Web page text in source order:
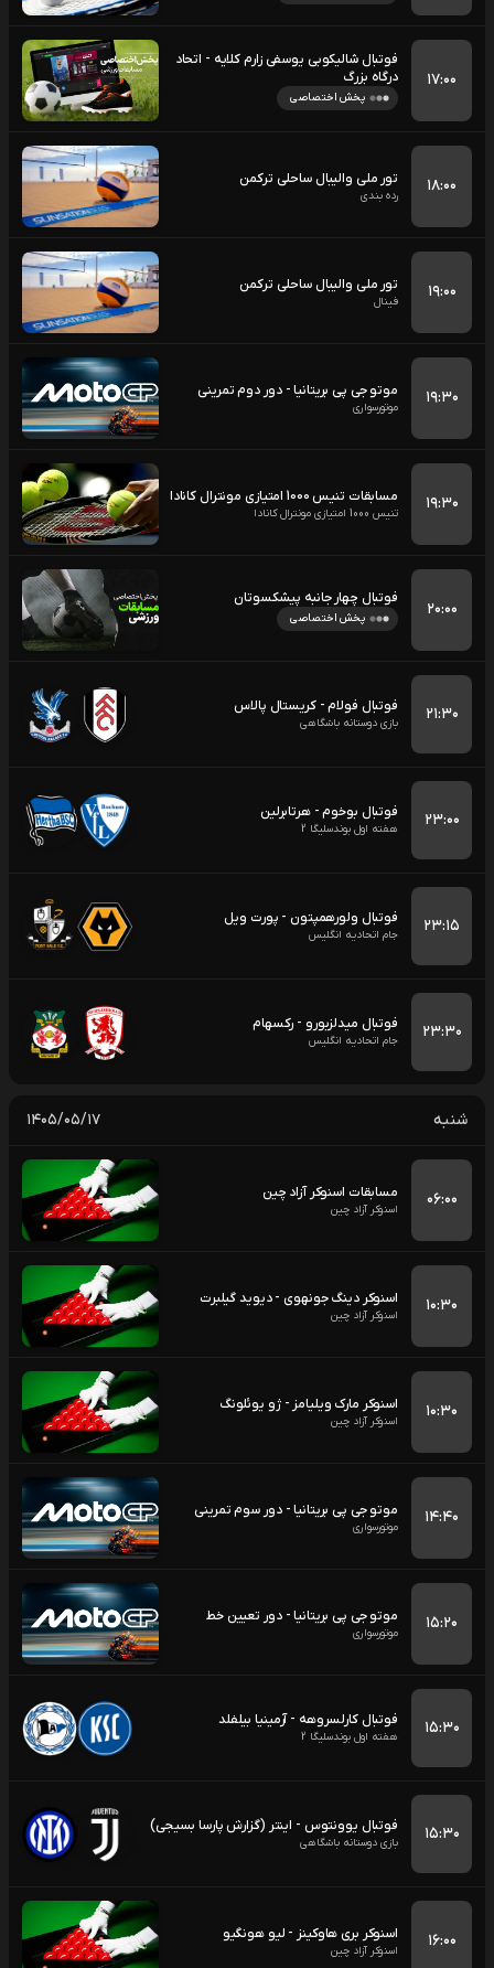
۱۷:۰۰
فوتبال شالیکوبی یوسفی زارم کلایه - اتحاد
درگاه بزرگ
پخش اختصاصی
۱۸:۰۰ تور ملی والیبال ساحلی ترکمن
رده بندی
۱۹:۰۰ تور ملی والیبال ساحلی ترکمن
فینال
۱۹:۳۰ موتو جی پی بریتانیا - دور دوم تمرینی
موتورسواری
۱۹:۳۰ مسابقات تنیس 1000 امتیازی مونترال کانادا
تنیس 1000 امتیازی مونترال کانادا
۲۰:۰۰
فوتبال چهار جانبه پیشکسوتان
پخش اختصاصی
۲۱:۳۰ فوتبال فولام - کریستال پالاس
بازی دوستانه باشگاهی
۲۳:۰۰ فوتبال بوخوم - هرتابرلین
هفته اول بوندسلیگا 2
۲۳:۱۵ فوتبال ولورهمپتون - پورت ویل
جام اتحادیه انگلیس
۲۳:۳۰ فوتبال میدلزبورو - رکسهام
جام اتحادیه انگلیس
شنبه ۱۴۰۵/۰۵/۱۷
۰۶:۰۰ مسابقات اسنوکر آزاد چین
اسنوکر آزاد چین
۱۰:۳۰ اسنوکر دینگ جونهوی - دیوید گیلبرت
اسنوکر آزاد چین
۱۰:۳۰ اسنوکر مارک ویلیامز - ژو یوئلونگ
اسنوکر آزاد چین
۱۴:۴۰ موتو جی پی بریتانیا - دور سوم تمرینی
موتورسواری
۱۵:۲۰ موتو جی پی بریتانیا - دور تعیین خط
موتورسواری
۱۵:۳۰ فوتبال کارلسروهه - آرمینیا بیلفلد
هفته اول بوندسلیگا 2
۱۵:۳۰ فوتبال یوونتوس - اینتر (گزارش پارسا بسیجی)
بازی دوستانه باشگاهی
۱۶:۰۰ اسنوکر بری هاوکینز - لیو هونگیو
اسنوکر آزاد چین